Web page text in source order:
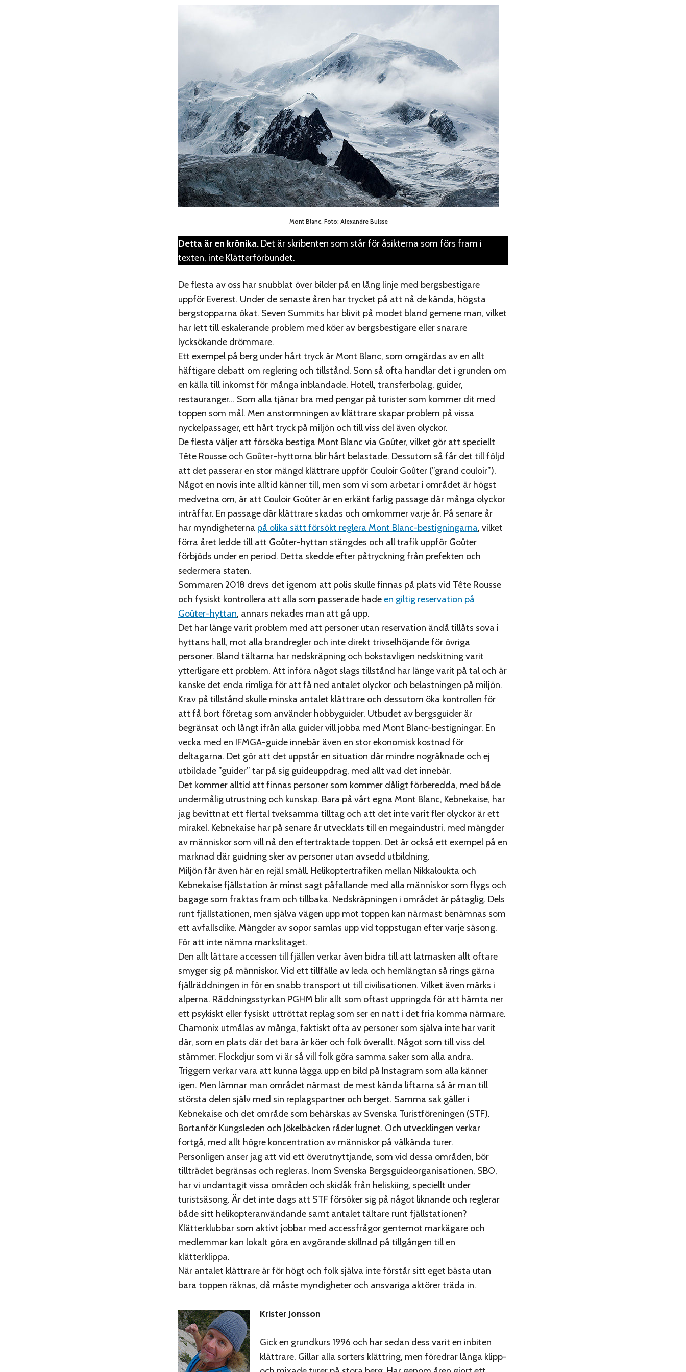
Mont Blanc. Foto: Alexandre Buisse
Detta är en krönika. Det är skribenten som står för åsikterna som förs fram i
texten, inte Klätterförbundet.
De flesta av oss har snubblat över bilder på en lång linje med bergsbestigare
uppför Everest. Under de senaste åren har trycket på att nå de kända, högsta
bergstopparna ökat. Seven Summits har blivit på modet bland gemene man, vilket
har lett till eskalerande problem med köer av bergsbestigare eller snarare
lycksökande drömmare.
Ett exempel på berg under hårt tryck är Mont Blanc, som omgärdas av en allt
häftigare debatt om reglering och tillstånd. Som så ofta handlar det i grunden om
en källa till inkomst för många inblandade. Hotell, transferbolag, guider,
restauranger… Som alla tjänar bra med pengar på turister som kommer dit med
toppen som mål. Men anstormningen av klättrare skapar problem på vissa
nyckelpassager, ett hårt tryck på miljön och till viss del även olyckor.
De flesta väljer att försöka bestiga Mont Blanc via Goûter, vilket gör att speciellt
Tête Rousse och Goûter-hyttorna blir hårt belastade. Dessutom så får det till följd
att det passerar en stor mängd klättrare uppför Couloir Goûter (”grand couloir”).
Något en novis inte alltid känner till, men som vi som arbetar i området är högst
medvetna om, är att Couloir Goûter är en erkänt farlig passage där många olyckor
inträffar. En passage där klättrare skadas och omkommer varje år. På senare år
har myndigheterna på olika sätt försökt reglera Mont Blanc-bestigningarna, vilket
förra året ledde till att Goûter-hyttan stängdes och all trafik uppför Goûter
förbjöds under en period. Detta skedde efter påtryckning från prefekten och
sedermera staten.
Sommaren 2018 drevs det igenom att polis skulle finnas på plats vid Tête Rousse
och fysiskt kontrollera att alla som passerade hadeen giltig reservation på
Goûter-hyttan, annars nekades man att gå upp.
Det har länge varit problem med att personer utan reservation ändå tillåts sova i
hyttans hall, mot alla brandregler och inte direkt trivselhöjande för övriga
personer. Bland tältarna har nedskräpning och bokstavligen nedskitning varit
ytterligare ett problem. Att införa något slags tillstånd har länge varit på tal och är
kanske det enda rimliga för att få ned antalet olyckor och belastningen på miljön.
Krav på tillstånd skulle minska antalet klättrare och dessutom öka kontrollen för
att få bort företag som använder hobbyguider. Utbudet av bergsguider är
begränsat och långt ifrån alla guider vill jobba med Mont Blanc-bestigningar. En
vecka med en IFMGA-guide innebär även en stor ekonomisk kostnad för
deltagarna. Det gör att det uppstår en situation där mindre nogräknade och ej
utbildade ”guider” tar på sig guideuppdrag, med allt vad det innebär.
Det kommer alltid att finnas personer som kommer dåligt förberedda, med både
undermålig utrustning och kunskap. Bara på vårt egna Mont Blanc, Kebnekaise, har
jag bevittnat ett flertal tveksamma tilltag och att det inte varit fler olyckor är ett
mirakel. Kebnekaise har på senare år utvecklats till en megaindustri, med mängder
av människor som vill nå den eftertraktade toppen. Det är också ett exempel på en
marknad där guidning sker av personer utan avsedd utbildning.
Miljön får även här en rejäl smäll. Helikoptertrafiken mellan Nikkaloukta och
Kebnekaise fjällstation är minst sagt påfallande med alla människor som flygs och
bagage som fraktas fram och tillbaka. Nedskräpningen i området är påtaglig. Dels
runt fjällstationen, men själva vägen upp mot toppen kan närmast benämnas som
ett avfallsdike. Mängder av sopor samlas upp vid toppstugan efter varje säsong.
För att inte nämna markslitaget.
Den allt lättare accessen till fjällen verkar även bidra till att latmasken allt oftare
smyger sig på människor. Vid ett tillfälle av leda och hemlängtan så rings gärna
fjällräddningen in för en snabb transport ut till civilisationen. Vilket även märks i
alperna. Räddningsstyrkan PGHM blir allt som oftast uppringda för att hämta ner
ett psykiskt eller fysiskt uttröttat replag som ser en natt i det fria komma närmare.
Chamonix utmålas av många, faktiskt ofta av personer som själva inte har varit
där, som en plats där det bara är köer och folk överallt. Något som till viss del
stämmer. Flockdjur som vi är så vill folk göra samma saker som alla andra.
Triggern verkar vara att kunna lägga upp en bild på Instagram som alla känner
igen. Men lämnar man området närmast de mest kända liftarna så är man till
största delen själv med sin replagspartner och berget. Samma sak gäller i
Kebnekaise och det område som behärskas av Svenska Turistföreningen (STF).
Bortanför Kungsleden och Jökelbäcken råder lugnet. Och utvecklingen verkar
fortgå, med allt högre koncentration av människor på välkända turer.
Personligen anser jag att vid ett överutnyttjande, som vid dessa områden, bör
tillträdet begränsas och regleras. Inom Svenska Bergsguideorganisationen, SBO,
har vi undantagit vissa områden och skidåk från heliskiing, speciellt under
turistsäsong. Är det inte dags att STF försöker sig på något liknande och reglerar
både sitt helikopteranvändande samt antalet tältare runt fjällstationen?
Klätterklubbar som aktivt jobbar med accessfrågor gentemot markägare och
medlemmar kan lokalt göra en avgörande skillnad på tillgången till en
klätterklippa.
När antalet klättrare är för högt och folk själva inte förstår sitt eget bästa utan
bara toppen räknas, då måste myndigheter och ansvariga aktörer träda in.
Krister Jonsson
Gick en grundkurs 1996 och har sedan dess varit en inbiten
klättrare. Gillar alla sorters klättring, men föredrar långa klipp-